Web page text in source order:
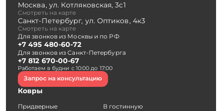
Москва, ул. Котляковская, 3с1
Смотреть на карте
Санкт-Петербург, ул. Оптиков, 4к3
Смотреть на карте
Для звонков из Москвы и по РФ
+7 495 480-60-72
Для звонков из Санкт-Петербурга
+7 812 670-00-67
Работаем в будни с 10:00 до 17:00
Запрос на консультацию
Ковры
Придверные
В гостинную